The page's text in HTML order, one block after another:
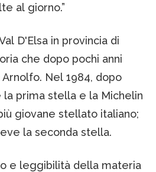
al giorno.”
D'Elsa in provincia di
che dopo pochi anni
Nel 1984, dopo
prima stella e la Michelin
giovane stellato italiano;
la seconda stella.
e leggibilità della materia